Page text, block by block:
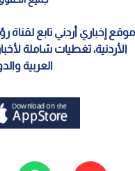
موقع إخباري أردني تابع لقناة
الأردنية، تغطيات شاملة
العربية